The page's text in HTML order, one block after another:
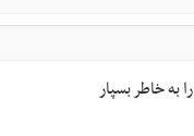
به خاطر بسپار